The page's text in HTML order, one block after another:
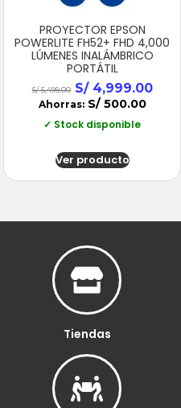
PROYECTOR EPSON
POWERLITE FH52+ FHD 4,000
LÚMENES INALÁMBRICO
PORTÁTIL
S/5,499.00 S/4,999.00
Ahorras: S/500.00
✓ Stock disponible
Ver producto
Tiendas